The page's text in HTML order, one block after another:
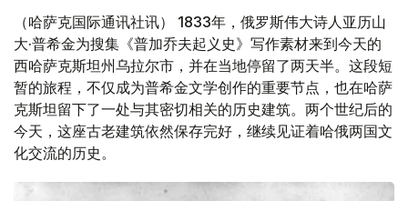
（哈萨克国际通讯社讯） 1833年，俄罗斯伟大诗人亚历山
大·普希金为搜集《普加乔夫起义史》写作素材来到今天的
西哈萨克斯坦州乌拉尔市，并在当地停留了两天半。这段短
暂的旅程，不仅成为普希金文学创作的重要节点，也在哈萨
克斯坦留下了一处与其密切相关的历史建筑。两个世纪后的
今天，这座古老建筑依然保存完好，继续见证着哈俄两国文
化交流的历史。